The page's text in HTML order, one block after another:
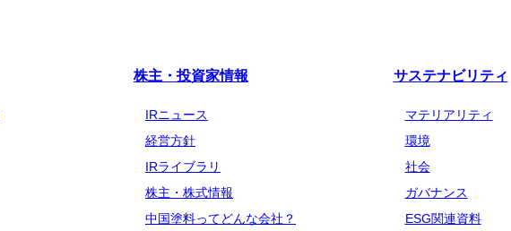
株主・投資家情報
IRニュース
経営方針
IRライブラリ
株主・株式情報
中国塗料ってどんな会社？
サステナビリティ
マテリアリティ
環境
社会
ガバナンス
ESG関連資料